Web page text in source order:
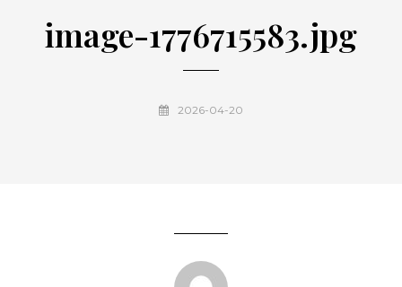
image-1776715583.jpg
2026-04-20